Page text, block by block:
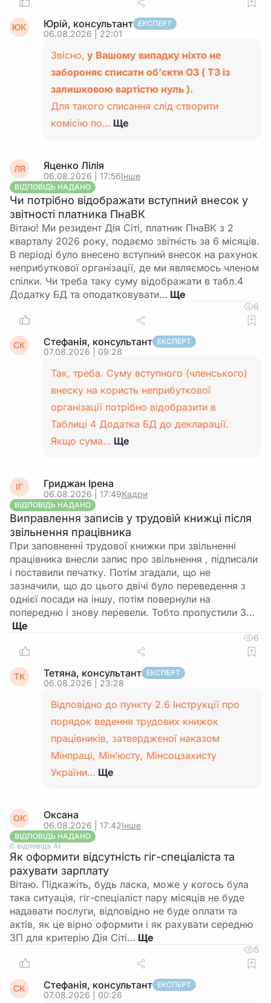
ЮК Юрій, консультант ЕКСПЕРТ
06.08.2026 | 22:01
Звісно, у Вашому випадку ніхто не
забороняє списати об’єкти ОЗ ( ТЗ із
залишковою вартістю нуль ).
Для такого списання слід створити
комісію по… Ще
ЛЯ Яценко Лілія
06.08.2026 | 17:56Інше
ВІДПОВІДЬ НАДАНО
Чи потрібно відображати вступний внесок у
звітності платника ПнаВК
Вітаю! Ми резидент Дія Сіті, платник ПнаВК з 2
кварталу 2026 року, подаємо звітність за 6 місяців.
В періоді було внесено вступний внесок на рахунок
неприбуткової організації, де ми являємось членом
спілки. Чи треба таку суму відображати в табл.4
Додатку БД та оподатковувати…
6
СК Стефанія, консультант ЕКСПЕРТ
07.08.2026 | 09:28
Так, треба. Суму вступного (членського)
внеску на користь неприбуткової
організації потрібно відобразити в
Таблиці 4 Додатка БД до декларації.
Якщо сума… Ще
ІГ Гриджан Ірена
06.08.2026 | 17:49Кадри
ВІДПОВІДЬ НАДАНО
Виправлення записів у трудовій книжці після
звільнення працівника
При заповненні трудової книжки при звільненні
працівника внесли запис про звільнення , підписали
і поставили печатку. Потім згадали, що не
зазначили, що до цього двічі було переведення з
однієї посади на іншу, потім повернули на
попередню і знову перевели. Тобто пропустили 3…
6
ТК Тетяна, консультант ЕКСПЕРТ
06.08.2026 | 23:28
Відповідно до пункту 2.6 Інструкції про
порядок ведення трудових книжок
працівників, затвердженої наказом
Мінпраці, Мін’юсту, Мінсоцзахисту
України… Ще
ОК Оксана
06.08.2026 | 17:42Інше
ВІДПОВІДЬ НАДАНО
Є відповідь АІ
Як оформити відсутність гіг-спеціаліста та
рахувати зарплату
Вітаю. Підкажіть, будь ласка, може у когось була
така ситуація, гіг-спеціаліст пару місяців не буде
надавати послуги, відповідно не буде оплати та
актів, як це вірно оформити і як рахувати середню
ЗП для критерію Дія Сіті…
5
СК Стефанія, консультант ЕКСПЕРТ
07.08.2026 | 00:26